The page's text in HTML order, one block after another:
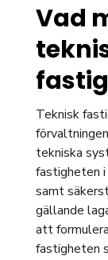
Vad
Teknisk
tekniska
fastigheten
samt
gällande
att
fastigheten